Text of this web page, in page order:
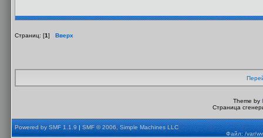
Страниц: [1] Вверх
Theme by
Страница
Powered by SMF 1.1.9|SMF © 2006, Simple Machines LLC
Файл: /var/